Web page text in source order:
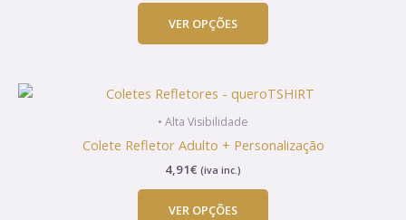
VER OPÇÕES
The
chosen
product
• Alta Visibilidade
Colete Refletor Adulto + Personalização
4,91€ (iva inc.)
VER OPÇÕES
This
multiple
The